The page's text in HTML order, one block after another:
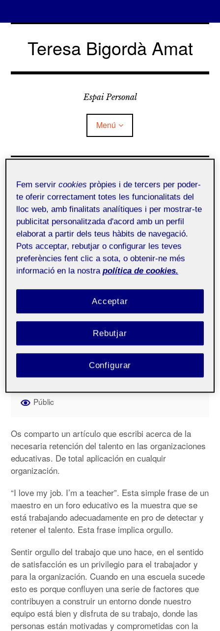
Vés
contingutTeresa Bigordà Amat
Espai Personal
Menú
Què és Folio?
propósito en el trabajo
Teresa Bigordà Amat
5 abril, 2023
Contingut auto generat
Públic
Os comparto un artículo que escribi acerca de la
necesaria retención del talento en las organizaciones
educativas. De total aplicación en cualquir
organización.
“I love my job. I’m a teacher”. Esta simple frase de un
maestro en un foro educativo es la muestra que se
está trabajando adecuadamente en pro de detectar y
retener el talento. Esta frase implica orgullo.
Sentir orgullo del trabajo que uno hace, en el sentido
de satisfacción es un privilegio para el trabajador y
para la organización. Cuando en una escuela sucede
esto es porque confluyen una serie de factores que
contribuyen a construir un entorno donde nuestro
equipo está bien y disfruta de su trabajo, donde las
personas están motivadas y comprometidas con la
Fem servircookies pròpies i de tercers per poder-
te oferir correctament totes les funcionalitats del
lloc web, amb finalitats analítiques i per mostrar-te
publicitat personalitzada d'acord amb un perfil
elaborat a partir dels teus hàbits de navegació.
Pots acceptar, rebutjar o configurar les teves
preferències fent clic a sota, o obtenir-ne més
informació en la nostra política de cookies.
Rebutjar
Acceptar
Configurar